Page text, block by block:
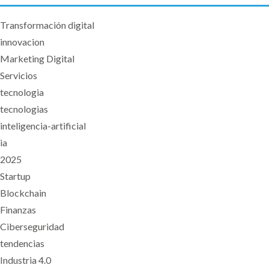
Transformación digital
innovacion
Marketing Digital
Servicios
tecnologia
tecnologias
inteligencia-artificial
ia
2025
Startup
Blockchain
Finanzas
Ciberseguridad
tendencias
Industria 4.0